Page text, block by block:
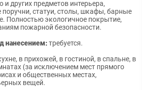
и других предметов интерьера,
поручни, статуи, столы, шкафы, барные
Полностью экологичное покрытие,
пожарной безопасности.
нанесением:требуется.
в прихожей, в гостиной, в спальне, в
(за исключением мест прямого
и общественных местах,
вещей.